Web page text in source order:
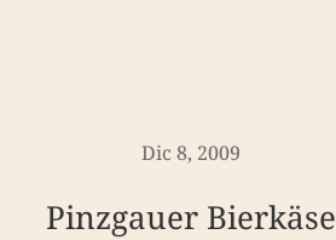
Dic 8, 2009
Pinzgauer Bierkäse